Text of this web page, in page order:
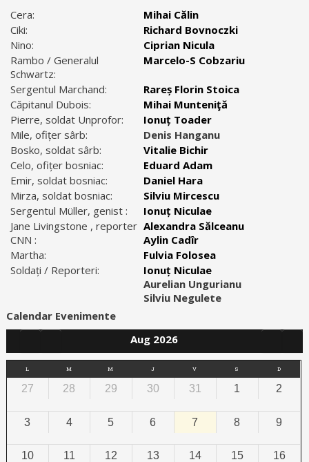
Cera:
Mihai Călin
Ciki:
Richard Bovnoczki
Nino:
Ciprian Nicula
Rambo / Generalul
Schwartz:
Marcelo-S Cobzariu
Sergentul Marchand:
Rareș Florin Stoica
Căpitanul Dubois:
Mihai Munteniţă
Pierre, soldat Unprofor:
Ionuț Toader
Mile, ofițer sârb:
Denis Hanganu
Bosko, soldat sârb:
Vitalie Bichir
Celo, ofițer bosniac:
Eduard Adam
Emir, soldat bosniac:
Daniel Hara
Mirza, soldat bosniac:
Silviu Mircescu
Sergentul Müller, genist :
Ionuț Niculae
Jane Livingstone , reporter
CNN :
Alexandra Sălceanu
Aylin Cadîr
Martha:
Fulvia Folosea
Soldați / Reporteri:
Ionuț Niculae
Aurelian Ungurianu
Silviu Negulete
Calendar Evenimente
Aug 2026
L M M J V S D
27 28 29 30 31 1 2
3 4 5 6 7 8 9
10 11 12 13 14 15 16